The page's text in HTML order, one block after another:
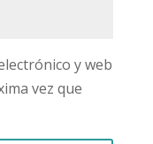
y web
vez que